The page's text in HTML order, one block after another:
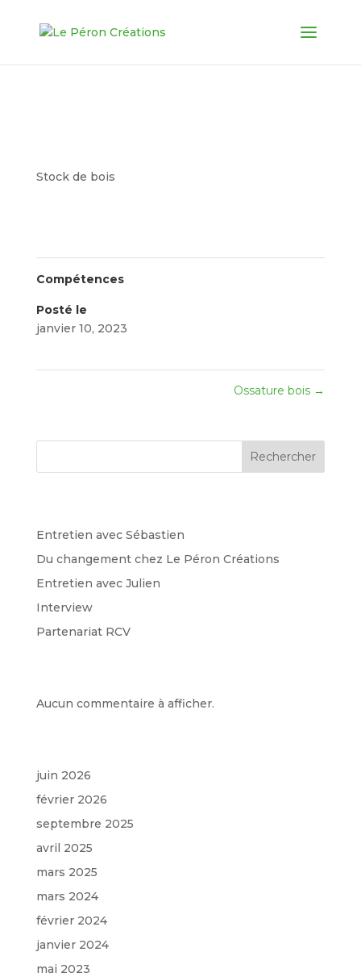
Stock de bois
Compétences
Posté le
janvier 10, 2023
Ossature bois →
Rechercher
Entretien avec Sébastien
Du changement chez Le Péron Créations
Entretien avec Julien
Interview
Partenariat RCV
Aucun commentaire à afficher.
juin 2026
février 2026
septembre 2025
avril 2025
mars 2025
mars 2024
février 2024
janvier 2024
mai 2023